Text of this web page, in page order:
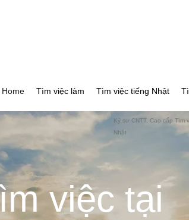
Home Tìm việc làm Tìm việc tiếng Nhật
Kỹ sư CNTT, Cao cấp Tìm
Nhật
việc tại